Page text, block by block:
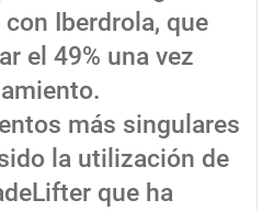
Iberdrola, que
el 49% una vez
más singulares
la utilización de
que ha